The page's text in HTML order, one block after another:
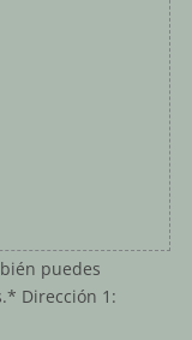
puedes
Dirección 1: